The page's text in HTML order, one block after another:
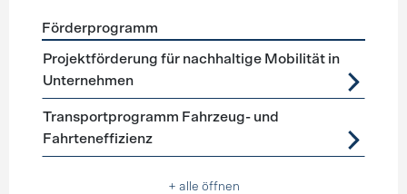
Förderprogramme Mobilitätsmanagement
Förderprogramm
Projektförderung für nachhaltige Mobilität in
Unternehmen
Transportprogramm Fahrzeug- und
Fahrteneffizienz
+ alle öffnen